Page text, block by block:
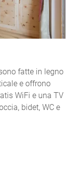
fatte in legno
e offrono
WiFi e una TV
bidet, WC e